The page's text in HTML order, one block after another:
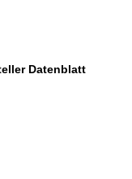
Datenblatt